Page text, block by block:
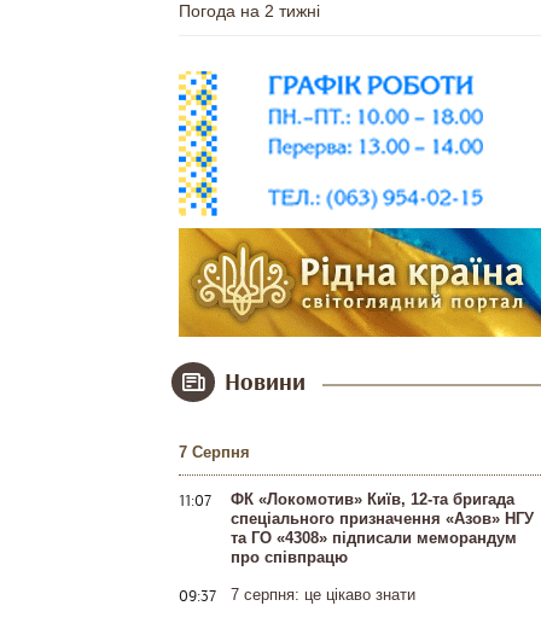
Погода на 2 тижні
Новини
7 Серпня
11:07
ФК «Локомотив» Київ, 12-та бригада
спеціального призначення «Азов» НГУ
та ГО «4308» підписали меморандум
про співпрацю
09:37 7 серпня: це цікаво знати